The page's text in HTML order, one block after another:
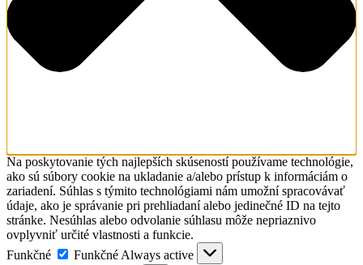
Na poskytovanie tých najlepších skúseností používame technológie,
ako sú súbory cookie na ukladanie a/alebo prístup k informáciám o
zariadení. Súhlas s týmito technológiami nám umožní spracovávať
údaje, ako je správanie pri prehliadaní alebo jedinečné ID na tejto
stránke. Nesúhlas alebo odvolanie súhlasu môže nepriaznivo
ovplyvniť určité vlastnosti a funkcie.
Funkčné
Funkčné Always active